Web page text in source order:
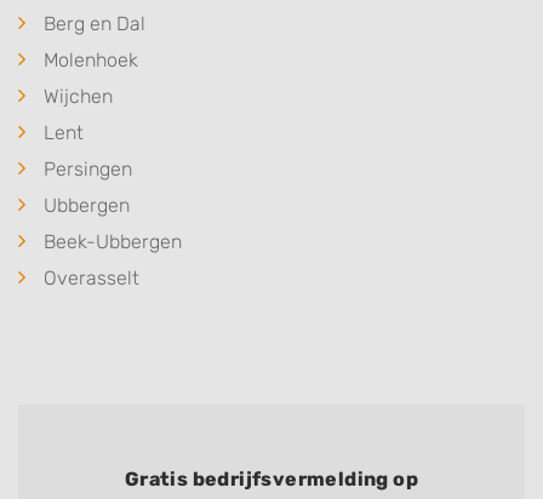
Berg en Dal
Molenhoek
Wijchen
Lent
Persingen
Ubbergen
Beek-Ubbergen
Overasselt
Gratis bedrijfsvermelding op